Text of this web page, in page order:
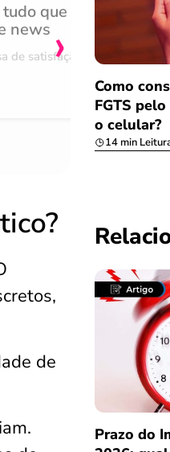
que
news
de satisfação
›
de
Como
FGTS
o celular?
14 min
Prazo do